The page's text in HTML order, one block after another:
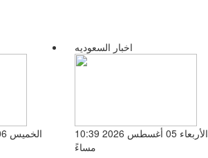
اخبار السعوديه
الأربعاء 05 أغسطس 2026 10:39
مساءً